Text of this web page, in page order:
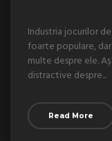
Industria jocurilor
foarte populare,
multe despre ele.
distractive despre...
Read More